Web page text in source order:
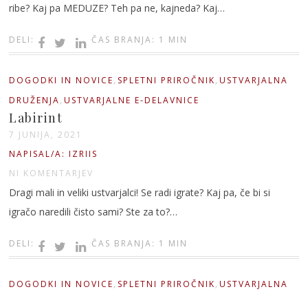
ribe? Kaj pa MEDUZE? Teh pa ne, kajneda? Kaj…
DELI: ČAS BRANJA: 1 MIN
DOGODKI IN NOVICE SPLETNI PRIROČNIK ,USTVARJALNA
DRUŽENJA ,USTVARJALNE E-DELAVNICE
Labirint
7 JUNIJA, 2021
NAPISAL/A: IZRIIS
NI KOMENTARJEV
Dragi mali in veliki ustvarjalci! Se radi igrate? Kaj pa, če bi si
igračo naredili čisto sami? Ste za to?…
DELI: ČAS BRANJA: 1 MIN
DOGODKI IN NOVICE SPLETNI PRIROČNIK ,USTVARJALNA